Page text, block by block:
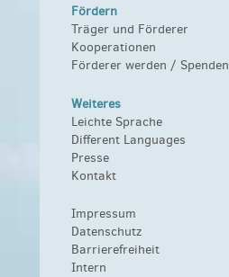
Fördern
Träger und Förderer
Kooperationen
Förderer werden / Spenden
Weiteres
Leichte Sprache
Different Languages
Presse
Kontakt
Impressum
Datenschutz
Barrierefreiheit
Intern